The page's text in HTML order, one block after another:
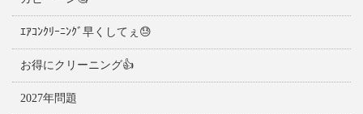
ｴｱｺﾝｸﾘｰﾆﾝｸﾞ早くしてぇ😓
お得にクリーニング👍
2027年問題